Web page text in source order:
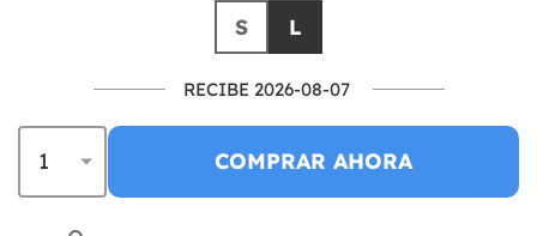
S L
RECIBE 2026-08-07
COMPRAR AHORA